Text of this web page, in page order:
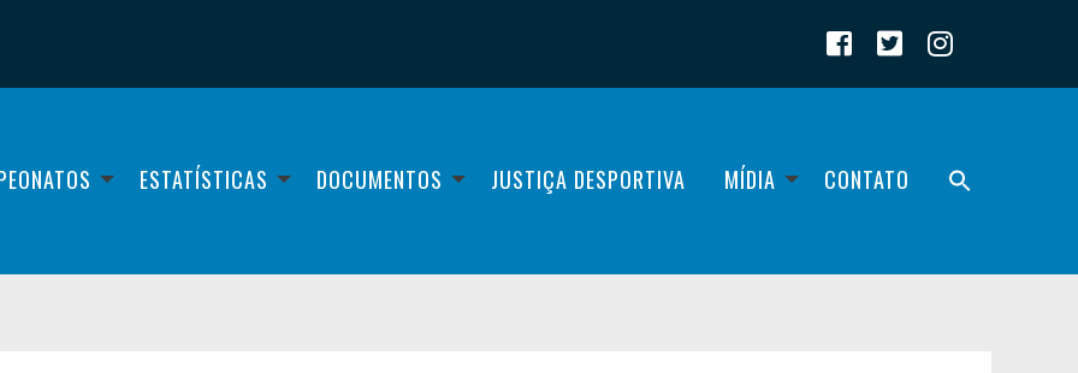
ESTATÍSTICAS DOCUMENTOS JUSTIÇA DESPORTIVA MÍDIA CONTATO